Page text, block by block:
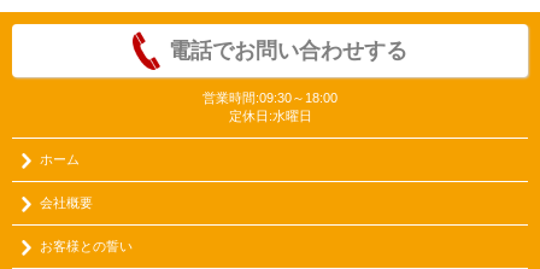
電話でお問い合わせする
営業時間:09:30～18:00
定休日:水曜日
ホーム
会社概要
お客様との誓い